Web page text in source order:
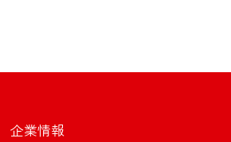
企業情報